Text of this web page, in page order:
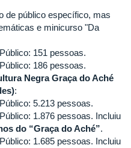
de público específico, mas
e minicurso "Da
151 pessoas.
186 pessoas.
Negra Graça do Aché
:
5.213 pessoas.
1.876 pessoas. Incluiu
do “Graça do Aché”.
1.685 pessoas. Incluiu